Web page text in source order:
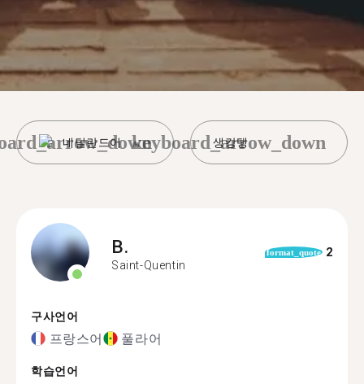
네덜란드어 생캉탱
keyboard_arrow_down
B.
Saint-Quentin
format_quote 2
구사언어
프랑스어 풀라어
학습언어